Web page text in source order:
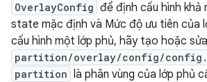
OverlayConfig để định cấu hình khả
state mặc định và Mức độ ưu tiên của
cấu hình một lớp phủ, hãy tạo hoặc
partition/overlay/config/
partition là phân vùng của lớp phủ